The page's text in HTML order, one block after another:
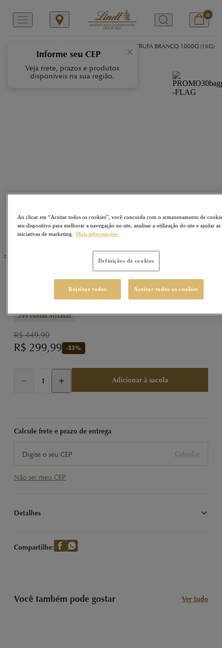
×
Informe seu CEP
Veja frete, prazos e produtos
disponíveis na sua região.
0
LINDOR TRUFA BRANCO 1000G (1KG)
Sku77770117
LINDOR Trufa Branco 1000g (1kg)
299Pontos MyLindt
R$ 449,90
R$ 299,99 -33%
Adicionar à sacola
Calcule frete e prazo de entrega
Calcular
Não sei meu CEP
Detalhes
cremoso. Imagem meramente ilustrativa.
Compartilhe:
Você também pode gostar Ver tudo
Ao clicar em “Aceitar todos os cookies”, você concorda com o armazenamento de
seu dispositivo para melhorar a navegação no site, analisar a utilização do site e ajudar as
iniciativas de marketing.
Mais informações
Definições de cookies
Rejeitar todos Aceitar todos os cookies